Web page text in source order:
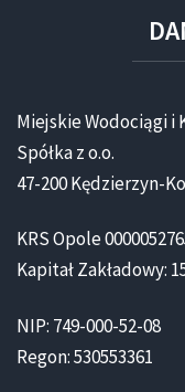
Miejskie Wodociągi i
Spółka z o.o.
47-200 Kędzierzyn-
KRS Opole
Kapitał Zakładowy:
NIP: 749-000-52-08
Regon: 530553361